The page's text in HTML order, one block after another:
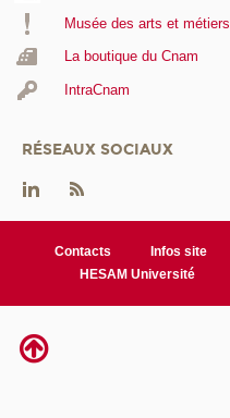
Musée des arts et métiers
La boutique du Cnam
IntraCnam
RÉSEAUX SOCIAUX
Contacts Infos site
HESAM Université